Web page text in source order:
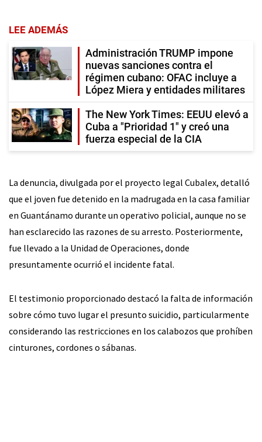
LEE ADEMÁS
Administración TRUMP impone
nuevas sanciones contra el
régimen cubano: OFAC incluye a
López Miera y entidades militares
The New York Times: EEUU elevó a
Cuba a "Prioridad 1" y creó una
fuerza especial de la CIA
La denuncia, divulgada por el proyecto legal Cubalex, detalló
que el joven fue detenido en la madrugada en la casa familiar
en Guantánamo durante un operativo policial, aunque no se
han esclarecido las razones de su arresto. Posteriormente,
fue llevado a la Unidad de Operaciones, donde
presuntamente ocurrió el incidente fatal.
El testimonio proporcionado destacó la falta de información
sobre cómo tuvo lugar el presunto suicidio, particularmente
considerando las restricciones en los calabozos que prohíben
cinturones, cordones o sábanas.